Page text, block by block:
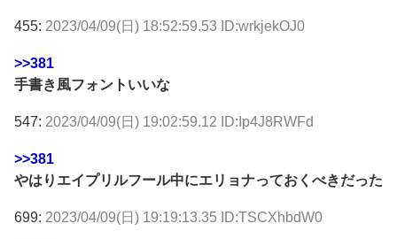
455: 2023/04/09(日) 18:52:59.53 ID:wrkjekOJ0
>>381
手書き風フォントいいな
547: 2023/04/09(日) 19:02:59.12 ID:Ip4J8RWFd
>>381
やはりエイプリルフール中にエリョナっておくべきだった
699: 2023/04/09(日) 19:19:13.35 ID:TSCXhbdW0